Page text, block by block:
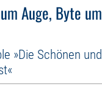
Auge, Byte um
»Die Schönen und